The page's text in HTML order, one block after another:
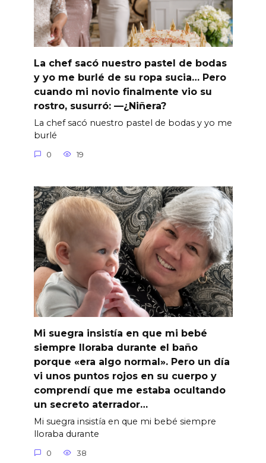
La chef sacó nuestro pastel de bodas
y yo me burlé de su ropa sucia… Pero
cuando mi novio finalmente vio su
rostro, susurró: —¿Niñera?
La chef sacó nuestro pastel de bodas y yo me
burlé
0 19
Mi suegra insistía en que mi bebé
siempre lloraba durante el baño
porque «era algo normal». Pero un día
vi unos puntos rojos en su cuerpo y
comprendí que me estaba ocultando
un secreto aterrador…
Mi suegra insistía en que mi bebé siempre
lloraba durante
0 38